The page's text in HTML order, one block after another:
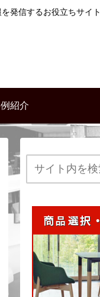
発信するお役立ちサイト
紹介